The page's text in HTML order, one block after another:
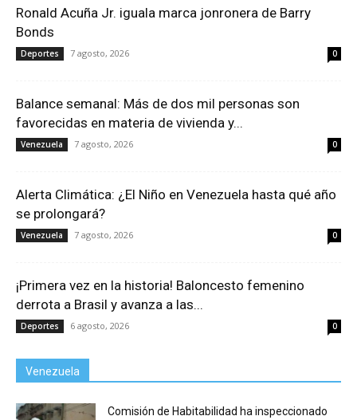
Ronald Acuña Jr. iguala marca jonronera de Barry
Bonds
Deportes 7 agosto, 2026 0
Balance semanal: Más de dos mil personas son
favorecidas en materia de vivienda y...
Venezuela 7 agosto, 2026 0
Alerta Climática: ¿El Niño en Venezuela hasta qué año
se prolongará?
Venezuela 7 agosto, 2026 0
¡Primera vez en la historia! Baloncesto femenino
derrota a Brasil y avanza a las...
Deportes 6 agosto, 2026 0
Venezuela
Comisión de Habitabilidad ha inspeccionado